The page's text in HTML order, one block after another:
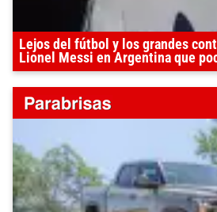
Lejos del fútbol y los grandes
Lionel Messi en Argentina que